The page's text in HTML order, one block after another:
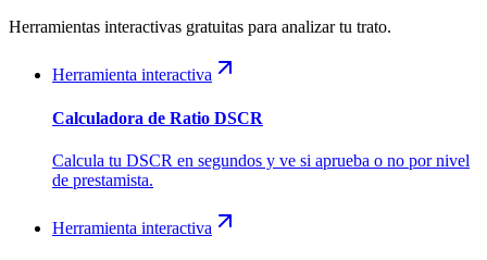
Herramientas interactivas gratuitas para analizar tu trato.
Herramienta interactiva
Calculadora de Ratio DSCR
Calcula tu DSCR en segundos y ve si aprueba o no por nivel
de prestamista.
Herramienta interactiva